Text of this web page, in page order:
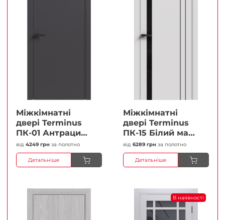
Міжкімнатні
двері Terminus
ПК-01 Антрацит
(п/п) Глухі
Плівка
від 4249 грн за полотно
Детальніше
Міжкімнатні
двері Terminus
ПК-15 Білий мат
(Термінус) Чорне
скло Плівка
від 6289 грн за полотно
Детальніше
В наявності